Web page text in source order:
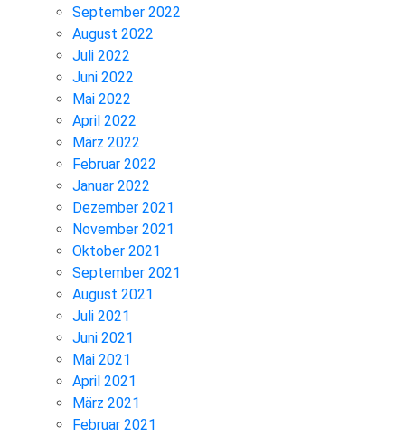
September 2022
August 2022
Juli 2022
Juni 2022
Mai 2022
April 2022
März 2022
Februar 2022
Januar 2022
Dezember 2021
November 2021
Oktober 2021
September 2021
August 2021
Juli 2021
Juni 2021
Mai 2021
April 2021
März 2021
Februar 2021